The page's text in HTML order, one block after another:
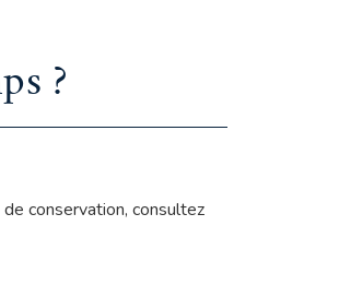
?
conservation, consultez